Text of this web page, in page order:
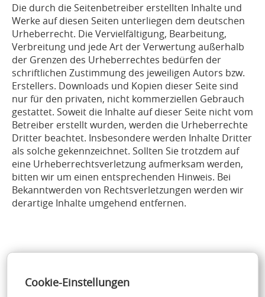
Die durch die Seitenbetreiber erstellten Inhalte und
Werke auf diesen Seiten unterliegen dem deutschen
Urheberrecht. Die Vervielfältigung, Bearbeitung,
Verbreitung und jede Art der Verwertung außerhalb
der Grenzen des Urheberrechtes bedürfen der
schriftlichen Zustimmung des jeweiligen Autors bzw.
Erstellers. Downloads und Kopien dieser Seite sind
nur für den privaten, nicht kommerziellen Gebrauch
gestattet. Soweit die Inhalte auf dieser Seite nicht vom
Betreiber erstellt wurden, werden die Urheberrechte
Dritter beachtet. Insbesondere werden Inhalte Dritter
als solche gekennzeichnet. Sollten Sie trotzdem auf
eine Urheberrechtsverletzung aufmerksam werden,
bitten wir um einen entsprechenden Hinweis. Bei
Bekanntwerden von Rechtsverletzungen werden wir
derartige Inhalte umgehend entfernen.
Cookie-Einstellungen